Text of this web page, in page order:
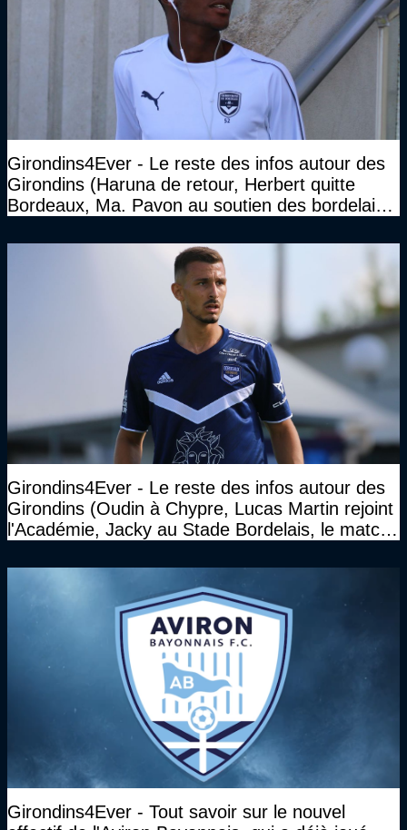
Girondins4Ever - Le reste des infos autour des
Girondins (Haruna de retour, Herbert quitte
Bordeaux, Ma. Pavon au soutien des bordelais,
Girondins4Ever - Le reste des infos autour des
Girondins (Oudin à Chypre, Lucas Martin rejoint
l'Académie, Jacky au Stade Bordelais, le match
Girondins4Ever - Tout savoir sur le nouvel